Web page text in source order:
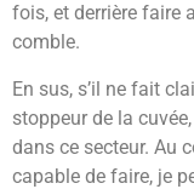
fois, et derrière faire
comble.
En sus, s’il ne fait
stoppeur de la
dans ce secteur. Au
capable de faire, je